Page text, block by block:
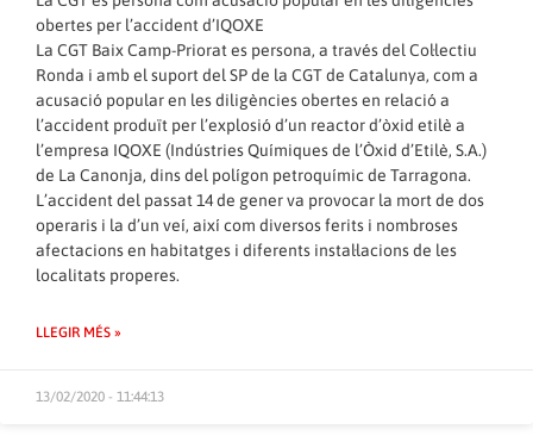
obertes per l’accident d’IQOXE
La CGT Baix Camp-Priorat es persona, a través del Col·lectiu
Ronda i amb el suport del SP de la CGT de Catalunya, com a
acusació popular en les diligències obertes en relació a
l’accident produït per l’explosió d’un reactor d’òxid etilè a
l’empresa IQOXE (Indústries Químiques de l’Òxid d’Etilè, S.A.)
de La Canonja, dins del polígon petroquímic de Tarragona.
L’accident del passat 14 de gener va provocar la mort de dos
operaris i la d’un veí, així com diversos ferits i nombroses
afectacions en habitatges i diferents instal·lacions de les
localitats properes.
LLEGIR MÉS »
13/02/2020 - 11:44:13